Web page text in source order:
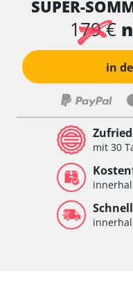
SUPER-
179 €
in
mit 30